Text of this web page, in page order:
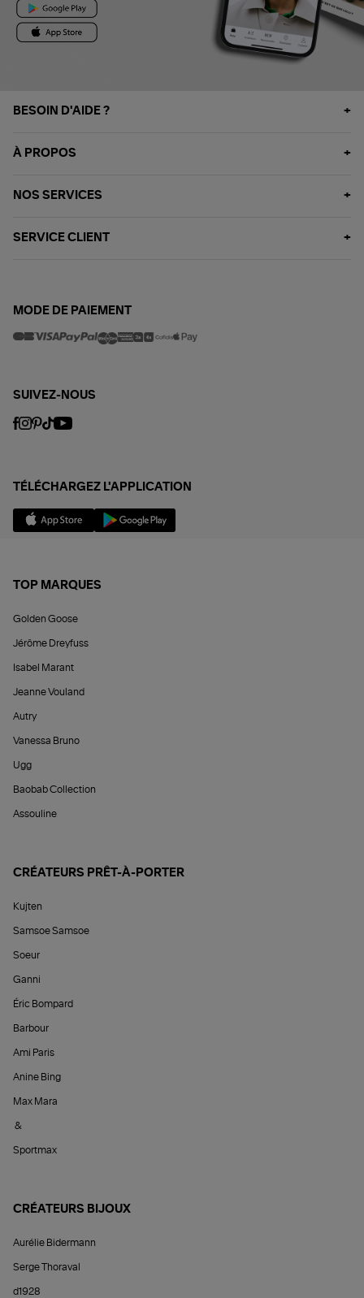
BESOIN D'AIDE ?
À PROPOS
NOS SERVICES
SERVICE CLIENT
MODE DE PAIEMENT
SUIVEZ-NOUS
TÉLÉCHARGEZ L'APPLICATION
TOP MARQUES
Golden Goose
Jérôme Dreyfuss
Isabel Marant
Jeanne Vouland
Autry
Vanessa Bruno
Ugg
Baobab Collection
Assouline
CRÉATEURS PRÊT-À-PORTER
Kujten
Samsoe Samsoe
Soeur
Ganni
Éric Bompard
Barbour
Ami Paris
Anine Bing
Max Mara
&
Sportmax
CRÉATEURS BIJOUX
Aurélie Bidermann
Serge Thoraval
d1928